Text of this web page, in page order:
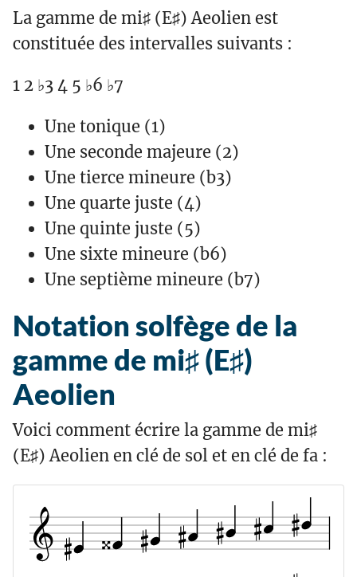
La gamme de mi♯ (E♯) Aeolien est
constituée des intervalles suivants :
1 2 ♭3 4 5 ♭6 ♭7
Une tonique (1)
Une seconde majeure (2)
Une tierce mineure (b3)
Une quarte juste (4)
Une quinte juste (5)
Une sixte mineure (b6)
Une septième mineure (b7)
Notation solfège de la
gamme de mi♯ (E♯)
Aeolien
Voici comment écrire la gamme de mi♯
(E♯) Aeolien en clé de sol et en clé de fa :